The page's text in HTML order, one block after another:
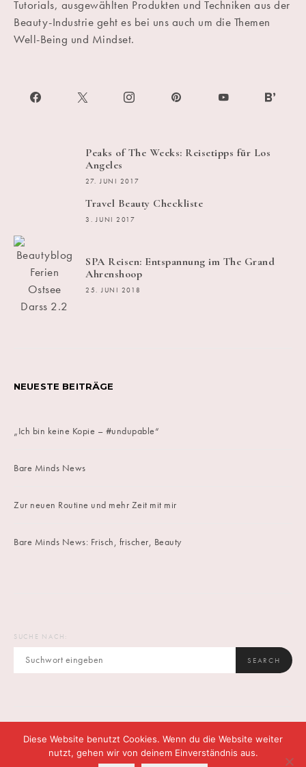
Tutorials, ausgewählten Produkten und Techniken aus der
Beauty-Industrie geht es bei uns auch um die Themen
Well-Being und Mindset.
Peaks of The Weeks: Reisetipps für Los
Angeles
27. JUNI 2017
Travel Beauty Checkliste
3. JUNI 2017
SPA Reisen: Entspannung im The Grand
Ahrenshoop
25. JUNI 2018
NEUESTE BEITRÄGE
„Ich bin keine Kopie – #undupable“
Bare Minds News
Zur neuen Routine und mehr Zeit mit mir
Bare Minds News: Frisch, frischer, Beauty
SUCHE NACH:
SEARCH
DATENSCHUTZ CONTACT
Diese Website benutzt Cookies. Wenn du die Website weiter
nutzt, gehen wir von deinem Einverständnis aus.